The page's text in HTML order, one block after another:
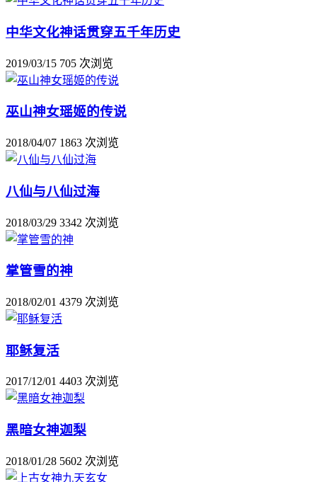
中华文化神话贯穿五千年历史
2019/03/15 705 次浏览
巫山神女瑶姬的传说
2018/04/07 1863 次浏览
八仙与八仙过海
2018/03/29 3342 次浏览
掌管雪的神
2018/02/01 4379 次浏览
耶稣复活
2017/12/01 4403 次浏览
黑暗女神迦梨
2018/01/28 5602 次浏览